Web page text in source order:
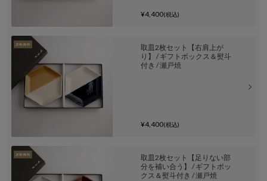
¥4,400(税込)
取皿2枚セット【右肩上が
り】 / ギフトボックス＆熨斗
付き / 瀬戸焼
¥4,400(税込)
取皿2枚セット【足りない部
分を補い合う】 / ギフトボッ
クス＆熨斗付き / 瀬戸焼